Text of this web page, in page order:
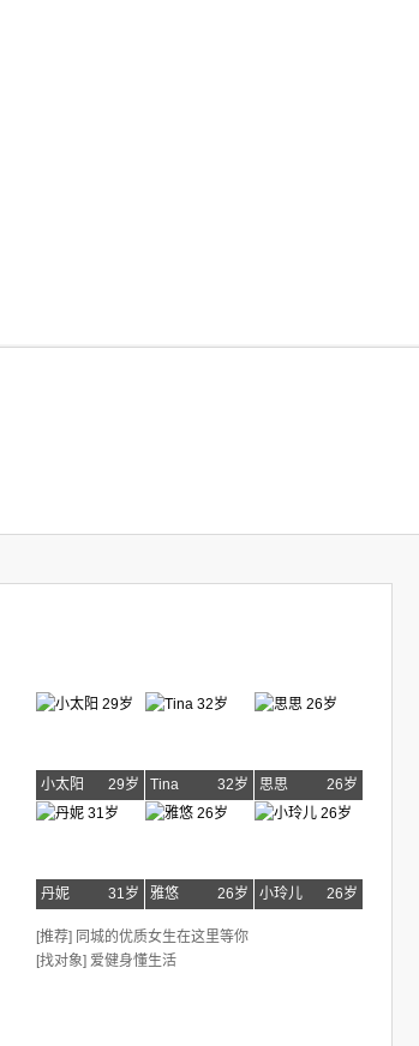
小太阳 29岁 Tina 32岁 思思 26岁
丹妮 31岁 雅悠 26岁 小玲儿 26岁
[推荐] 同城的优质女生在这里等你
[找对象] 爱健身懂生活